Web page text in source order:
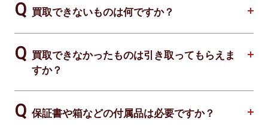
買取できないものは何ですか？
買取できなかったものは引き取ってもらえま
すか？
保証書や箱などの付属品は必要ですか？